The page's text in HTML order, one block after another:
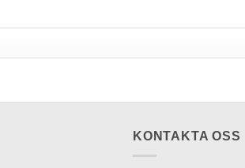
olika
KONTAKTA OSS